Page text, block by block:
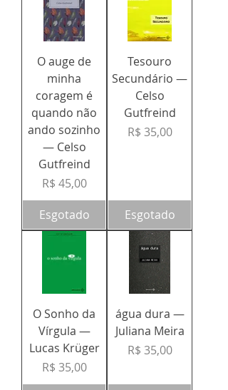
O auge de
minha
coragem é
quando não
ando sozinho
— Celso
Gutfreind
Preço
R$ 45,00
Esgotado
Tesouro
Secundário —
Celso
Gutfreind
Preço
R$ 35,00
Esgotado
O Sonho da
Vírgula —
Lucas Krüger
Preço
R$ 35,00
água dura —
Juliana Meira
Preço
R$ 35,00